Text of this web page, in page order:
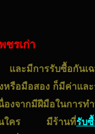
ชรเก่า
และมีการรับซื้อกันเฉ
หรือมือสอง ก็มีค่าแล
องจากมีฝีมือในการ
มือนใคร มีร้านที่รับซื้